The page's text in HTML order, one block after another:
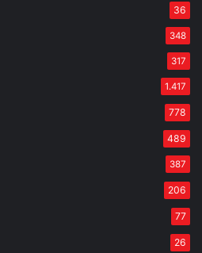
36
348
317
1.417
778
489
387
206
77
26